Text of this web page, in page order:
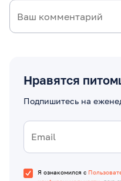
Нравятся
Подпишитесь на
Я ознакомился с